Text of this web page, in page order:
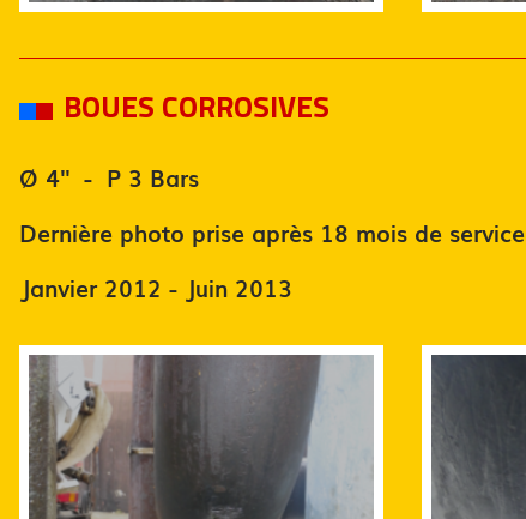
BOUES CORROSIVES
Ø 4'' - P 3 Bars
Dernière photo prise après 18 mois de service
Janvier 2012 - Juin 2013